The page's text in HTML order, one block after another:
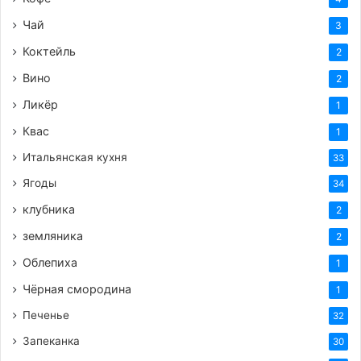
гвоздикой, мускатным орехом, а также с
черный перец. Не бойтесь добавлять их в свои
урожай слив, их можно заморозить. Для этого
промойте сливы, удалите косточки и
разложите их на противне в один слой. После
подходят для компотов, смузи и выпечки.
**Используйте листья:** В некоторых кухнях
Чай 3
Коктейль 2
Вино 2
Ликёр 1
Квас 1
Итальянская кухня 33
Ягоды 34
клубника 2
земляника 2
Облепиха 1
Чёрная смородина 1
Печенье 32
Запеканка 30